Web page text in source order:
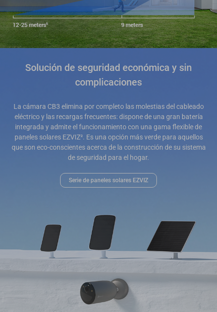
Solución de seguridad económica y sin
complicaciones
La cámara CB3 elimina por completo las molestias del cableado
eléctrico y las recargas frecuentes: dispone de una gran batería
integrada y admite el funcionamiento con una gama flexible de
paneles solares EZVIZ². Es una opción más verde para aquellos
que son eco-conscientes acerca de la construcción de su sistema
de seguridad para el hogar.
Serie de paneles solares EZVIZ